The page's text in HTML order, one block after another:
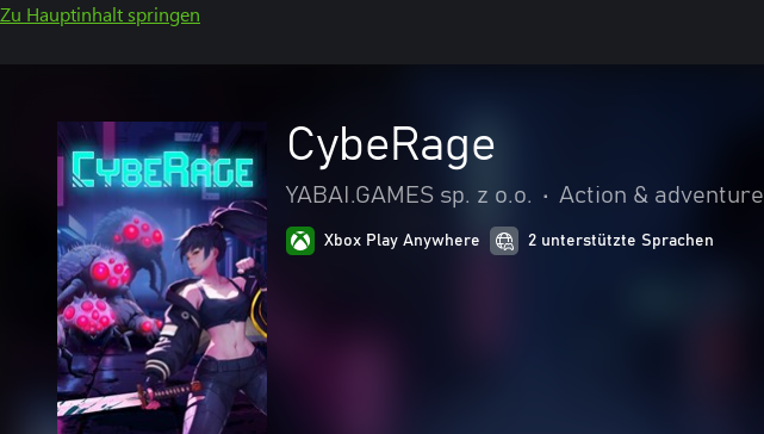
Zu Hauptinhalt springen
CybeRage
YABAI.GAMES sp. z o.o. • Action & adventure
Xbox Play Anywhere 2 unterstützte Sprachen